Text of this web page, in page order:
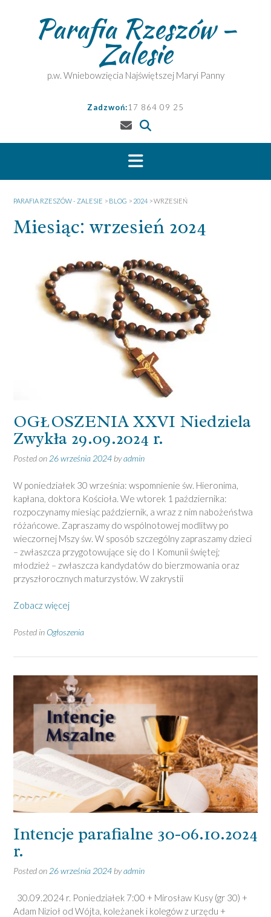
Parafia Rzeszów –
Zalesie
p.w. Wniebowzięcia Najświętszej Maryi Panny
Zadzwoń:17 864 09 25
PARAFIA RZESZÓW - ZALESIE > BLOG > 2024 >WRZESIEŃ
Miesiąc: wrzesień 2024
OGŁOSZENIA XXVI Niedziela
Zwykła 29.09.2024 r.
Posted on26 września 2024byadmin
W poniedziałek 30 września: wspomnienie św. Hieronima,
kapłana, doktora Kościoła. We wtorek 1 października:
rozpoczynamy miesiąc październik, a wraz z nim nabożeństwa
różańcowe. Zapraszamy do wspólnotowej modlitwy po
wieczornej Mszy św. W sposób szczególny zapraszamy dzieci
– zwłaszcza przygotowujące się do I Komunii świętej;
młodzież – zwłaszcza kandydatów do bierzmowania oraz
przyszłorocznych maturzystów. W zakrystii
Zobacz więcej
Posted in Ogłoszenia
Intencje parafialne 30-06.10.2024
r.
Posted on26 września 2024byadmin
30.09.2024 r. Poniedziałek 7:00 + Mirosław Kusy (gr 30) +
Adam Nizioł od Wójta, koleżanek i kolegów z urzędu +